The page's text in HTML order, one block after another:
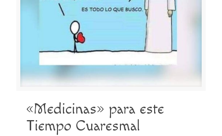
«Medicinas» para este
Tiempo Cuaresmal